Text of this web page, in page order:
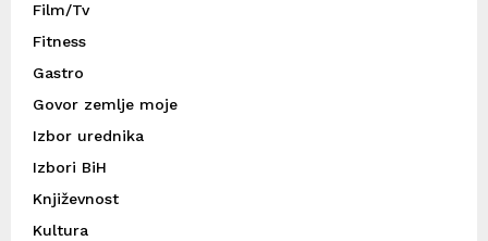
Film/Tv
Fitness
Gastro
Govor zemlje moje
Izbor urednika
Izbori BiH
Književnost
Kultura